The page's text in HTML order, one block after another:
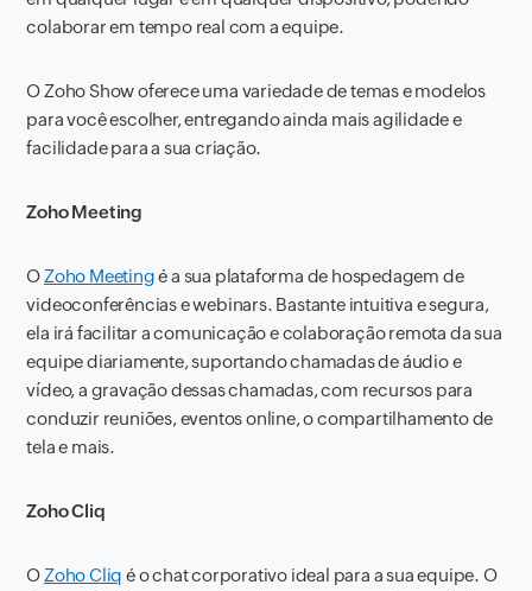
colaborar em tempo real com a equipe.
O Zoho Show oferece uma variedade de temas e modelos
para você escolher, entregando ainda mais agilidade e
facilidade para a sua criação.
Zoho Meeting
O Zoho Meetingé a sua plataforma de hospedagem de
videoconferências e webinars. Bastante intuitiva e segura,
ela irá facilitar a comunicação e colaboração remota da sua
equipe diariamente, suportando chamadas de áudio e
vídeo, a gravação dessas chamadas, com recursos para
conduzir reuniões, eventos online, o compartilhamento de
tela e mais.
Zoho Cliq
O Zoho Cliq é o chat corporativo ideal para a sua equipe. O